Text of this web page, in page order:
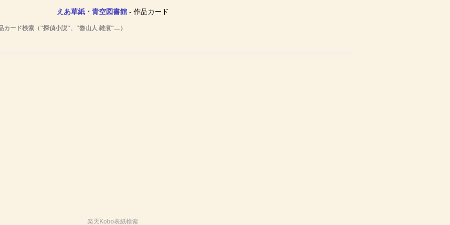
えあ草紙・青空図書館- 作品カード
カード検索（"探偵小説"、"魯山人 雑煮"…）
楽天Kobo表紙検索